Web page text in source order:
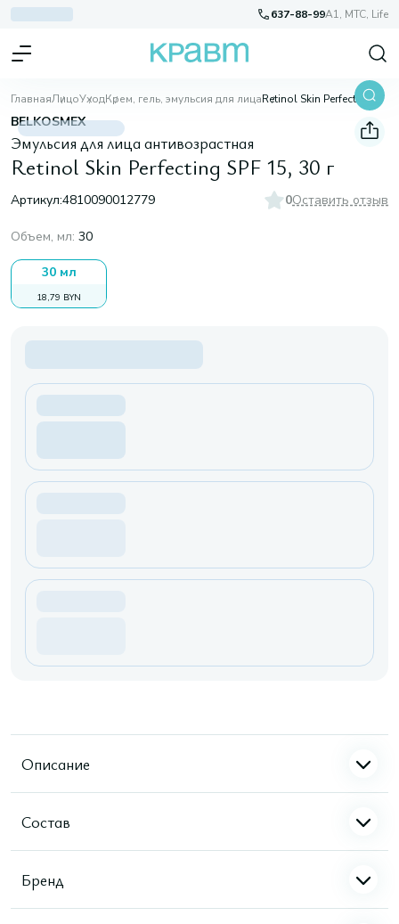
637-88-99A1, МТС, Life
ГлавнаяЛицоУходКрем, гель, эмульсия для лица Retinol Skin Perfecting SPF 15, 30 г
BELKOSMEX
Эмульсия для лица антивозрастная
Retinol Skin Perfecting SPF 15, 30 г
Артикул:4810090012779 0Оставить отзыв
Объем, мл: 30
30 мл
18,79 BYN
Описание
Состав
Бренд